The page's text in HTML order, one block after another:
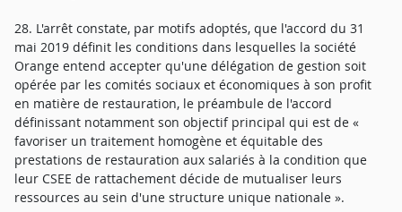
28. L'arrêt constate, par motifs adoptés, que l'accord du 31
mai 2019 définit les conditions dans lesquelles la société
Orange entend accepter qu'une délégation de gestion soit
opérée par les comités sociaux et économiques à son profit
en matière de restauration, le préambule de l'accord
définissant notamment son objectif principal qui est de «
favoriser un traitement homogène et équitable des
prestations de restauration aux salariés à la condition que
leur CSEE de rattachement décide de mutualiser leurs
ressources au sein d'une structure unique nationale ».